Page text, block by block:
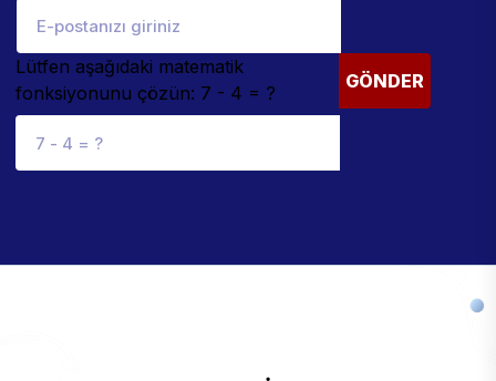
Lütfen aşağıdaki matematik
fonksiyonunu çözün: 7 - 4 = ?
GÖNDER